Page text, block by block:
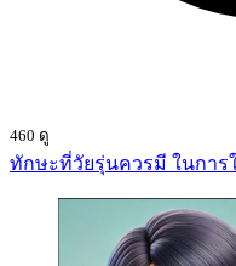
460 ดู
ทักษะที่วัยรุ่นควรมี ในการ